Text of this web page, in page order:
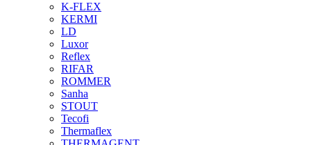
K-FLEX
KERMI
LD
Luxor
Reflex
RIFAR
ROMMER
Sanha
STOUT
Tecofi
Thermaflex